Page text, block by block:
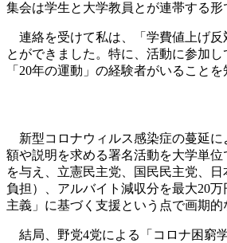
集会は学生と大学教員とが連帯する形
連絡を受けて私は、「学費値上げ反
とができました。特に、活動に参加
「20年の運動」の経験者がいることを
新型コロナウィルス感染症の蔓延に
額や説明を求める署名活動を大学単
を与え、立憲民主党、国民民主党、
負担）、アルバイト減収分を最大20
主義」に基づく支援という点で画期的
結局、野党4党による「コロナ困窮